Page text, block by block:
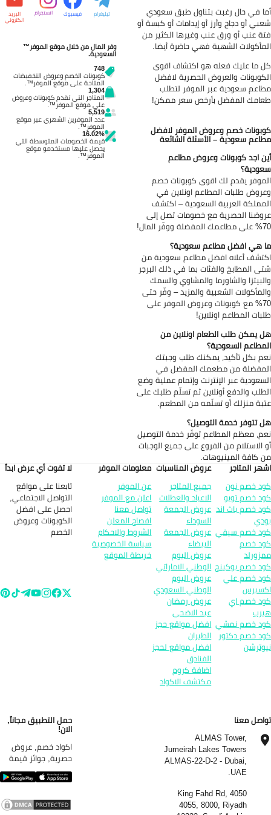
في حال رغبت بتناول طبق سعودي
أو دجاج وأرز أو إيدامات أو كبسة أو
عنب أو ورق عنب وغيرها الكثير من
الشهية فهي حاضرة أيضا.
ما عليك فعله هو اكتشاف اقوى
والعروض الحصرية لافضل
سعودية عبر الموفر لتطلب
المفضل بأرخص سعر ممكن!
خصم وعروض الموفر لافضل
سعودية – الأسئلة الشائعة
اجد كوبونات وعروض مطاعم
يقدم لك اقوى كوبونات خصم
طلبات المطاعم اونلاين في
العربية السعودية – اكتشف
الحصرية مع خصومات تصل إلى
المال!
هي افضل مطاعم سعودية؟
أعلاه افضل مطاعم سعودية من
المطابخ والفئات بما في ذلك البرجر
والشاورما والمشاوي والسمك
الشعبية والمزيد – وفّر حتى
70% مع كوبونات وعروض الموفر على
المطاعم اونلاين!
يمكن طلب الطعام اونلاين من
السعودية؟
بكل تأكيد، يمكنك طلب وجبتك
من مطعمك المفضل في
عبر الإنترنت وإتمام عملية وضع
والدفع أونلاين ثم تسلّم طلبك على
منزلك أو تسلّمه من المطعم.
تتوفر خدمة التوصيل؟
معظم المطاعم توفّر خدمة التوصيل
الاستلام من الفروع على جميع الوجبات
كافة المينيوهات.
تيليغرام فيسبوك انستجرام البريد
الكتروني
وفر المال من خلال موقع الموفر™
السعودية.
748
كوبونات الخصم وعروض التخفيضات
المتاحة على موقع الموفر™.
1,304
المتاجر التي تقدم كوبونات وعروض
على موقع الموفر™.
5,519
عدد الموفرين الشهري عبر موقع
الموفر™.
16.02%
قيمة الخصومات المتوسطة التي
يحصل عليها مستخدمو موقع
الموفر™.
المتاجر
خصم نون
خصم تويو
خصم باث اند
خصم سيفي
خصم
خصم بوكينج
خصم علي
خصم اي
خصم نمشي
خصم دكتور
عروض المناسبات
جميع المتاجر
الاعياد والعطلات
عروض الجمعة
السوداء
عروض الجمعة
البيضاء
عروض اليوم
الوطني الاماراتي
عروض اليوم
الوطني السعودي
عروض رمضان
عيد الاضحى
افضل مواقع حجز
الطيران
افضل مواقع لحجز
الفنادق
اضافة كروم
مكتشف الاكواد
معلومات الموفر
عن الموفر
اعلن مع الموفر
تواصل معنا
افصاح المعلن
الشروط والاحكام
سياسة الخصوصية
خريطة الموقع
لا تفوت أي عرض ابداً
تابعنا على مواقع
التواصل الاجتماعي,
احصل على افضل
الكوبونات وعروض
الخصم
معنا
ALMAS Tower,
Jumeirah Lakes Towers
ALMAS-22-D-2 - Dubai,
UAE.
4050 King Fahd Rd,
4055, 8000, Riyadh
حمل التطبيق مجاناً,
الان!
اكواد خصم, عروض
حصرية, جوائز قيمة